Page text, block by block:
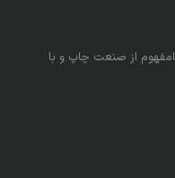
از صنعت چاپ و با